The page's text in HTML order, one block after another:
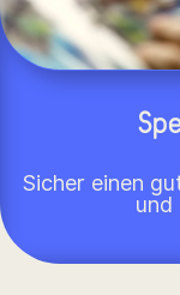
Sicher einen
und